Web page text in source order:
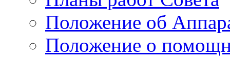
Положение об
Положение о